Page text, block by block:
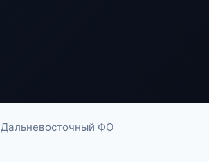
Дальневосточный ФО